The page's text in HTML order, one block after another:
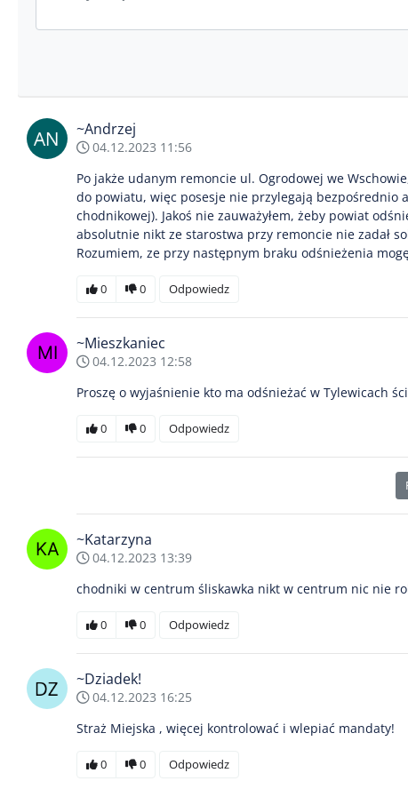
~Andrzej
04.12.2023 11:56
Po jakże udanym remoncie ul. Ogrodowej we
do powiatu, więc posesje nie przylegają bezpośrednio
chodnikowej). Jakoś nie zauważyłem, żeby powiat
absolutnie nikt ze starostwa przy remoncie nie zadał
Rozumiem, ze przy następnym braku odśnieżenia
0 0 Odpowiedz
~Mieszkaniec
04.12.2023 12:58
Proszę o wyjaśnienie kto ma odśnieżać w Tylewicach
0 0 Odpowiedz
~Katarzyna
04.12.2023 13:39
chodniki w centrum śliskawka nikt w centrum nic nie
0 0 Odpowiedz
~Dziadek!
04.12.2023 16:25
Straż Miejska , więcej kontrolować i wlepiać mandaty!
0 0 Odpowiedz